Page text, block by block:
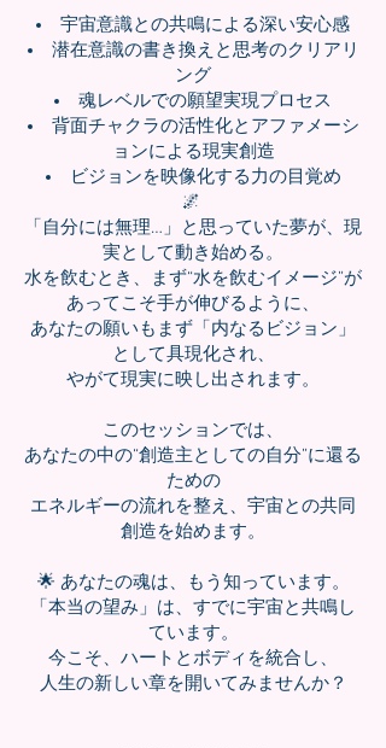
宇宙意識との共鳴による深い安心感
潜在意識の書き換えと思考のクリアリ
ング
魂レベルでの願望実現プロセス
背面チャクラの活性化とアファメーシ
ョンによる現実創造
ビジョンを映像化する力の目覚め
🌌
「自分には無理…」と思っていた夢が、現
実として動き始める。
水を飲むとき、まず“水を飲むイメージ”が
あってこそ手が伸びるように、
あなたの願いもまず「内なるビジョン」
として具現化され、
やがて現実に映し出されます。
このセッションでは、
あなたの中の“創造主としての自分”に還る
ための
エネルギーの流れを整え、宇宙との共同
創造を始めます。
🌟 あなたの魂は、もう知っています。
「本当の望み」は、すでに宇宙と共鳴し
ています。
今こそ、ハートとボディを統合し、
人生の新しい章を開いてみませんか？